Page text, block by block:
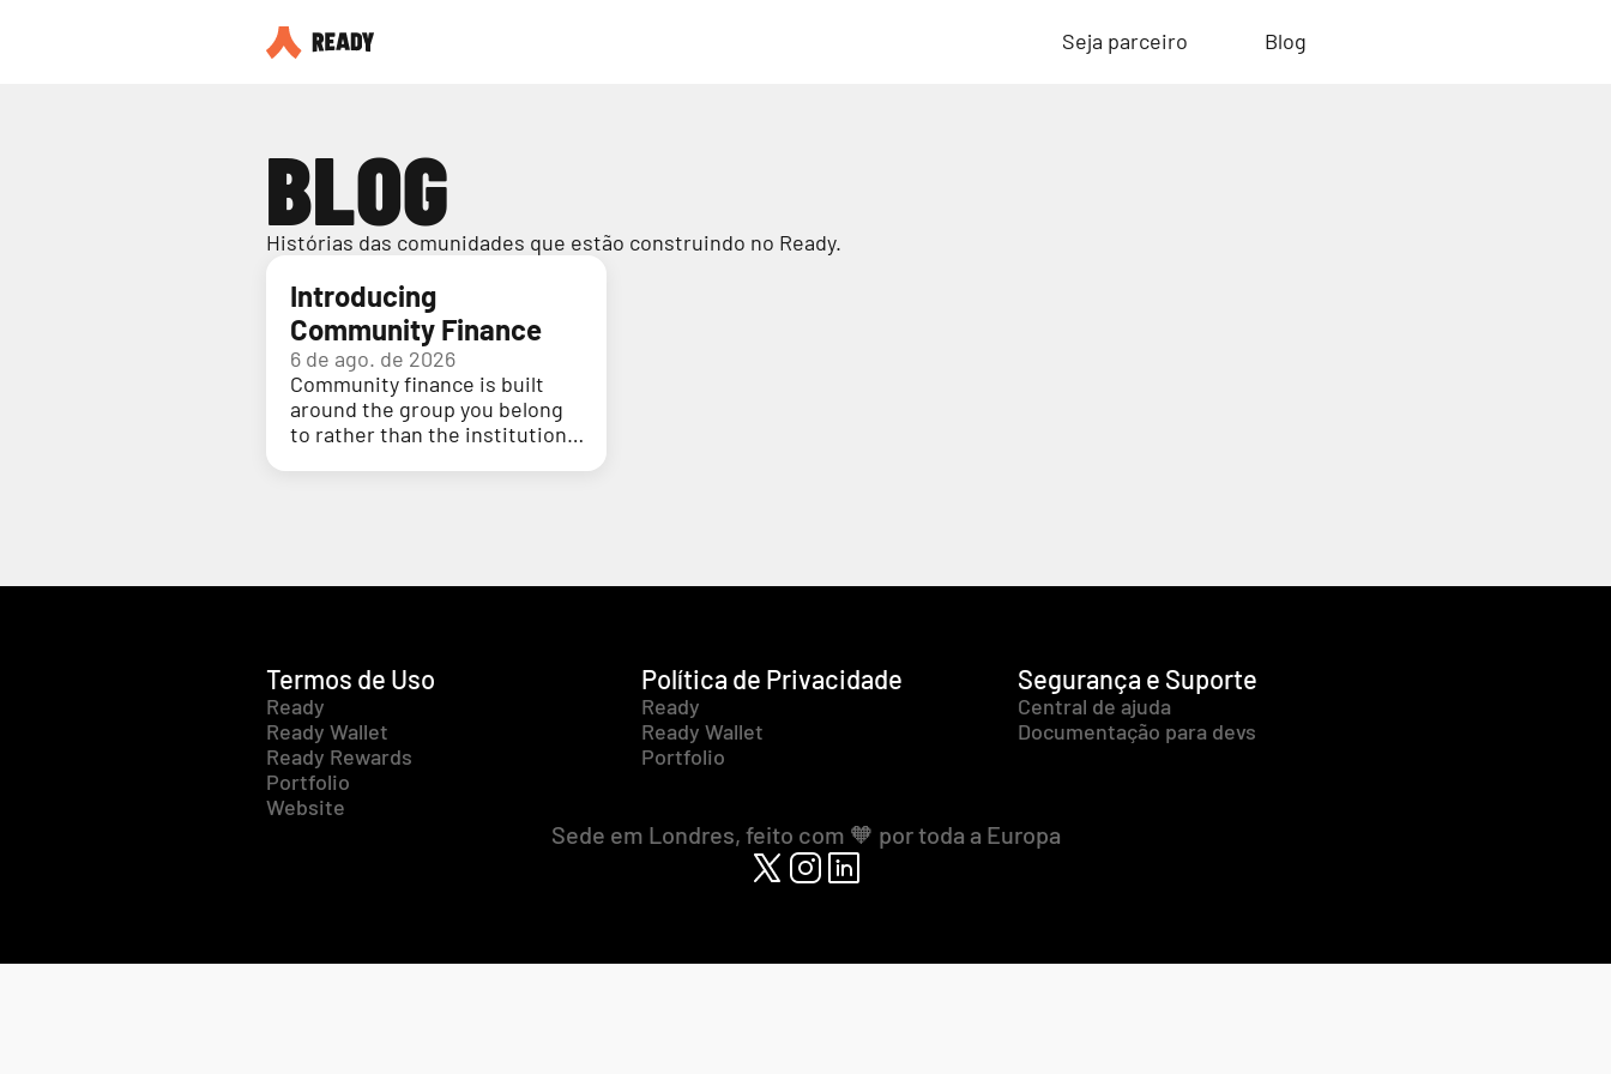
Seja parceiro Blog
BLOG
Histórias das comunidades que estão construindo no Ready.
Introducing
Community Finance
6 de ago. de 2026
Community finance is built
around the group you belong
to rather than the institution
Termos de Uso
Ready
Ready Wallet
Ready Rewards
Portfolio
Website
Política de Privacidade
Ready
Ready Wallet
Portfolio
Segurança e Suporte
Central de ajuda
Documentação para devs
Sede em Londres, feito com 🧡 por toda a Europa